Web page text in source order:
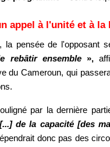
appel à l'unité et à la
la pensée de
rebâtir ensemble»,
du Cameroun, qui
par la dernière
de la capacité [des
donc pas des